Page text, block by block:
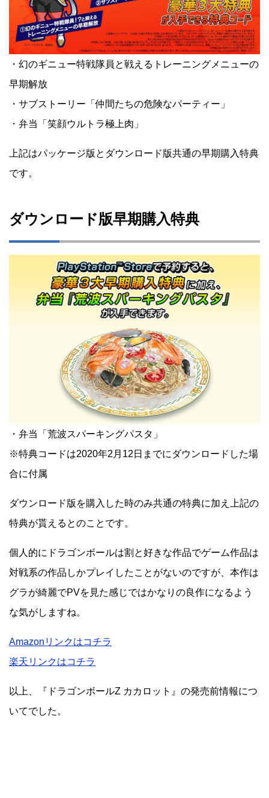
・幻のギニュー特戦隊員と戦えるトレーニングメニューの
早期解放
・サブストーリー「仲間たちの危険なパーティー」
・弁当「笑顔ウルトラ極上肉」
上記はパッケージ版とダウンロード版共通の早期購入特典
です。
ダウンロード版早期購入特典
・弁当「荒波スパーキングパスタ」
※特典コードは2020年2月12日までにダウンロードした場
合に付属
ダウンロード版を購入した時のみ共通の特典に加え上記の
特典が貰えるとのことです。
個人的にドラゴンボールは割と好きな作品でゲーム作品は
対戦系の作品しかプレイしたことがないのですが、本作は
グラが綺麗でPVを見た感じではかなりの良作になるよう
な気がしますね。
Amazonリンクはコチラ
楽天リンクはコチラ
以上、『ドラゴンボールZ カカロット』の発売前情報につ
いてでした。